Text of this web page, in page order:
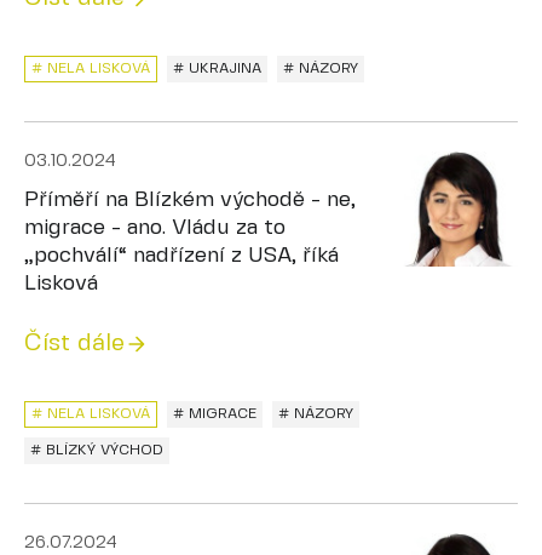
# UKRAJINA
# NELA LISKOVÁ # NÁZORY
03.10.2024
Příměří na Blízkém východě - ne,
migrace - ano. Vládu za to
„pochválí“ nadřízení z USA, říká
Lisková
Číst dále
# MIGRACE # NÁZORY
# BLÍZKÝ VÝCHOD
# NELA LISKOVÁ
26.07.2024